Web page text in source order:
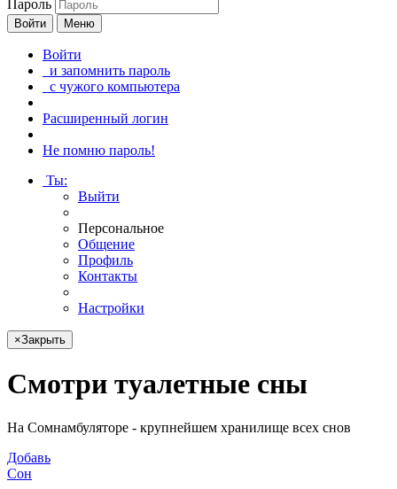
Пароль
Войти Меню
Войти
и запомнить пароль
с чужого компьютера
Расширенный логин
Не помню пароль!
Ты:
Выйти
Персональное
Общение
Профиль
Контакты
Настройки
×Закрыть
Смотри туалетные сны
На Сомнамбуляторе - крупнейшем хранилище всех снов
Добавь
Сон